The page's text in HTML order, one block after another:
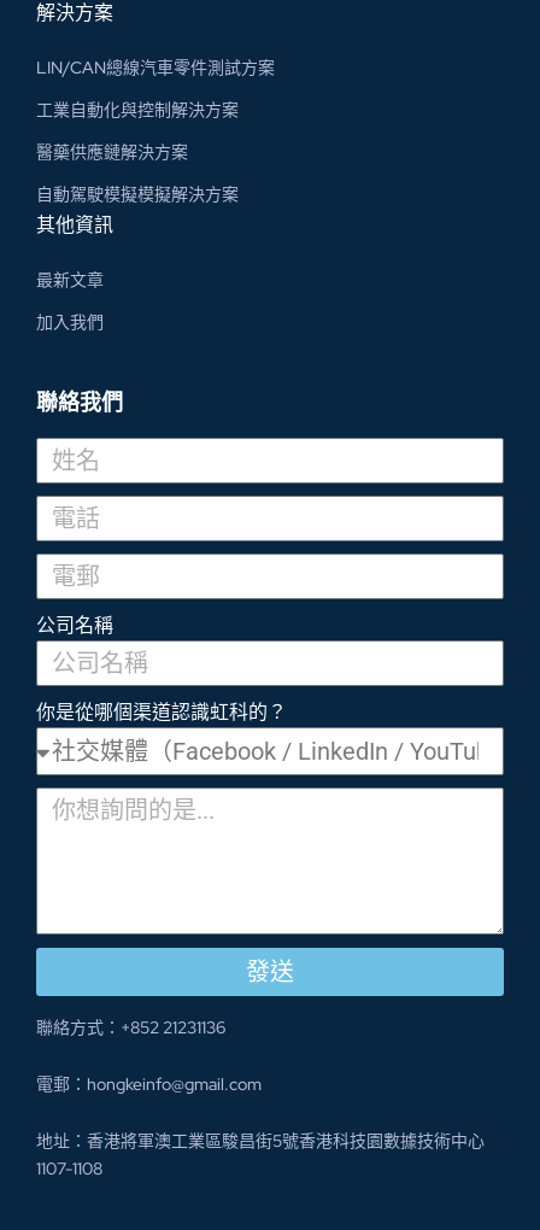
解決方案
LIN/CAN總線汽車零件測試方案
工業自動化與控制解決方案
醫藥供應鏈解決方案
自動駕駛模擬模擬解決方案
其他資訊
最新文章
加入我們
聯絡我們
公司名稱
你是從哪個渠道認識虹科的？
發送
聯絡方式：+852 21231136
電郵：hongkeinfo@gmail.com
地址：香港將軍澳工業區駿昌街5號香港科技園數據技術中心
1107-1108